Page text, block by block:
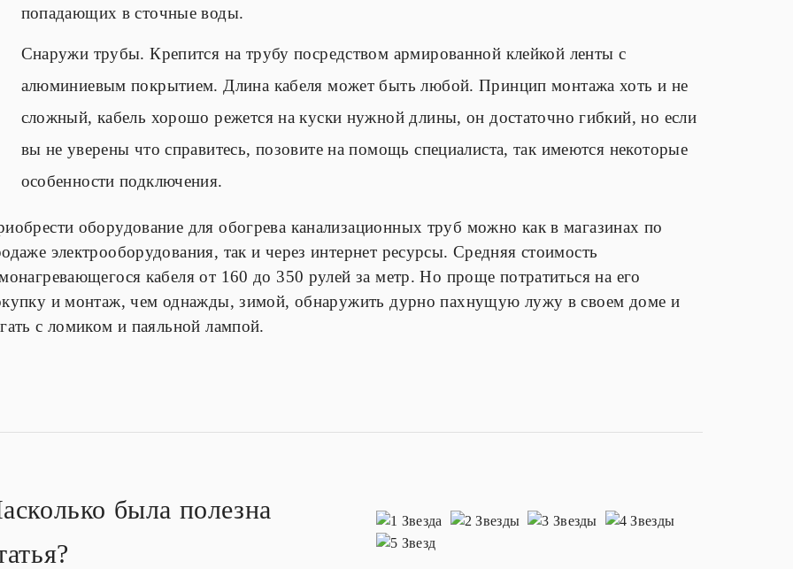
попадающих в сточные воды.
Снаружи трубы. Крепится на трубу посредством армированной клейкой ленты с
алюминиевым покрытием. Длина кабеля может быть любой. Принцип монтажа хоть и не
сложный, кабель хорошо режется на куски нужной длины, он достаточно гибкий, но если
вы не уверены что справитесь, позовите на помощь специалиста, так имеются некоторые
особенности подключения.
оборудование для обогрева канализационных труб можно как в магазинах по
электрооборудования, так и через интернет ресурсы. Средняя стоимость
кабеля от 160 до 350 рулей за метр. Но проще потратиться на его
и монтаж, чем однажды, зимой, обнаружить дурно пахнущую лужу в своем доме и
с ломиком и паяльной лампой.
была полезна